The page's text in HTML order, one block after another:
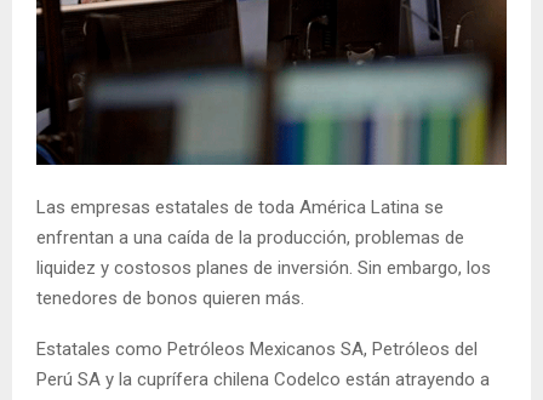
Las empresas estatales de toda América Latina se
enfrentan a una caída de la producción, problemas de
liquidez y costosos planes de inversión. Sin embargo, los
tenedores de bonos quieren más.
Estatales como Petróleos Mexicanos SA, Petróleos del
Perú SA y la cuprífera chilena Codelco están atrayendo a